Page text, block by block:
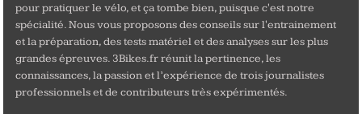
pour pratiquer le vélo, et ça tombe bien, puisque c'est notre
spécialité. Nous vous proposons des conseils sur l'entrainement
et la préparation, des tests matériel et des analyses sur les plus
grandes épreuves. 3Bikes.fr réunit la pertinence, les
connaissances, la passion et l’expérience de trois journalistes
professionnels et de contributeurs très expérimentés.